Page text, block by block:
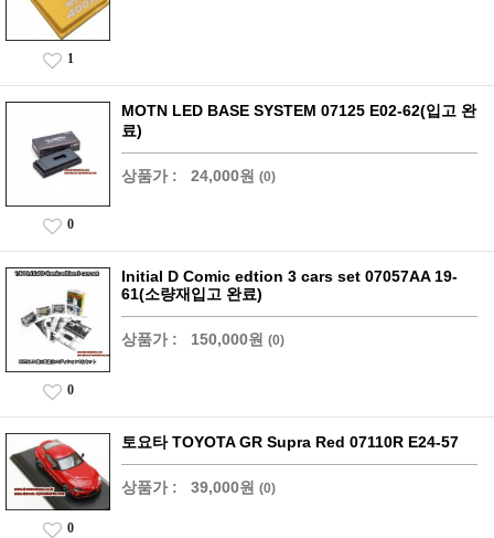
1
MOTN LED BASE SYSTEM 07125 E02-62(입고 완
료)
상품가 : 24,000원 (0)
0
Initial D Comic edtion 3 cars set 07057AA 19-
61(소량재입고 완료)
상품가 : 150,000원 (0)
0
토요타 TOYOTA GR Supra Red 07110R E24-57
상품가 : 39,000원 (0)
0